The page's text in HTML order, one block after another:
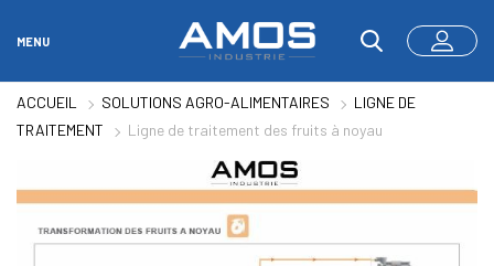
MENU
ACCUEIL SOLUTIONS AGRO-ALIMENTAIRES
LIGNE DE
TRAITEMENT
Ligne de traitement des fruits à noyau